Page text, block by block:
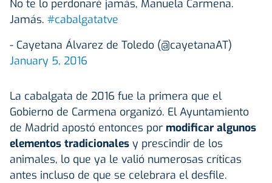
No te lo perdonaré jamás, Manuela Carmena.
Jamás. #cabalgatatve
- Cayetana Álvarez de Toledo (@cayetanaAT)
January 5, 2016
La cabalgata de 2016 fue la primera que el
Gobierno de Carmena organizó. El Ayuntamiento
de Madrid apostó entonces por modificar algunos
elementos tradicionales y prescindir de los
animales, lo que ya le valió numerosas críticas
antes incluso de que se celebrara el desfile.